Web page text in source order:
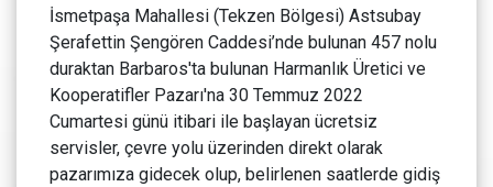
İsmetpaşa Mahallesi (Tekzen Bölgesi) Astsubay
Şerafettin Şengören Caddesi’nde bulunan 457 nolu
duraktan Barbaros'ta bulunan Harmanlık Üretici ve
Kooperatifler Pazarı'na 30 Temmuz 2022
Cumartesi günü itibari ile başlayan ücretsiz
servisler, çevre yolu üzerinden direkt olarak
pazarımıza gidecek olup, belirlenen saatlerde gidiş